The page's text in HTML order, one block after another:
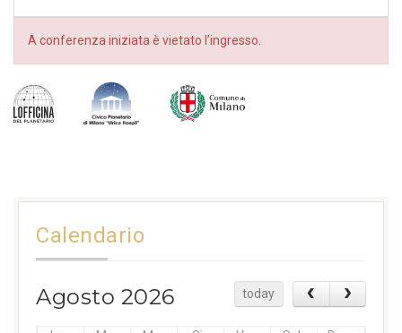
A conferenza iniziata è vietato l’ingresso.
Calendario
Agosto 2026 today